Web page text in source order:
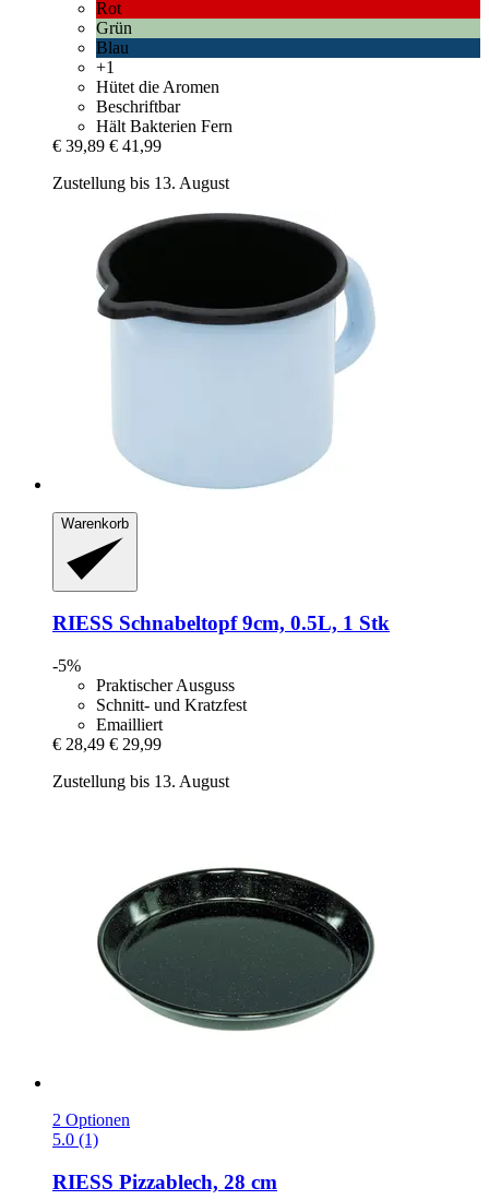
Rot
Grün
Blau
+1
Hütet die Aromen
Beschriftbar
Hält Bakterien Fern
€ 39,89 € 41,99
Zustellung bis 13. August
Warenkorb
RIESS Schnabeltopf 9cm, 0.5L, 1 Stk
-5%
Praktischer Ausguss
Schnitt- und Kratzfest
Emailliert
€ 28,49 € 29,99
Zustellung bis 13. August
2 Optionen
5.0 (1)
RIESS Pizzablech, 28 cm